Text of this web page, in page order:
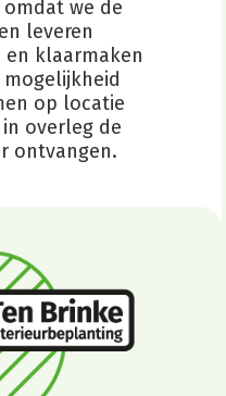
we de
leveren
en klaarmaken
op locatie
overleg de
ontvangen.